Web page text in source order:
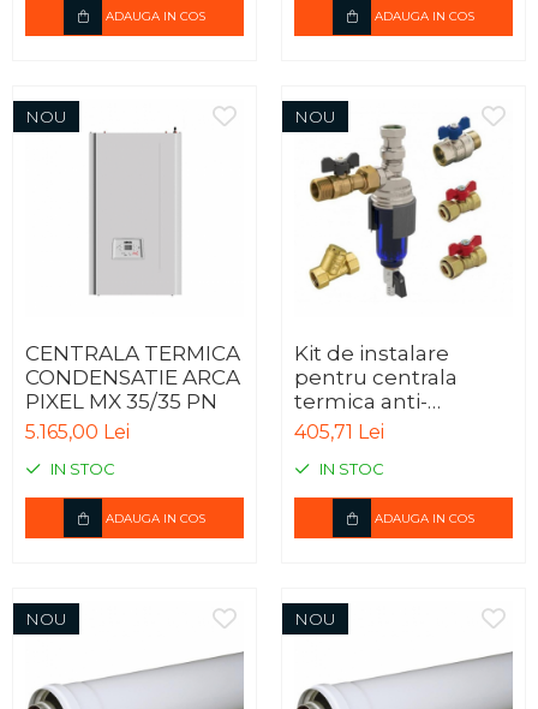
ADAUGA IN COS ADAUGA IN COS
NOU
CENTRALA TERMICA
CONDENSATIE ARCA
PIXEL MX 35/35 PN
5.165,00 Lei
IN STOC
ADAUGA IN COS
NOU
Kit de instalare
pentru centrala
termica anti-
magnetita TIEMME
405,71 Lei
IN STOC
ADAUGA IN COS
NOU NOU